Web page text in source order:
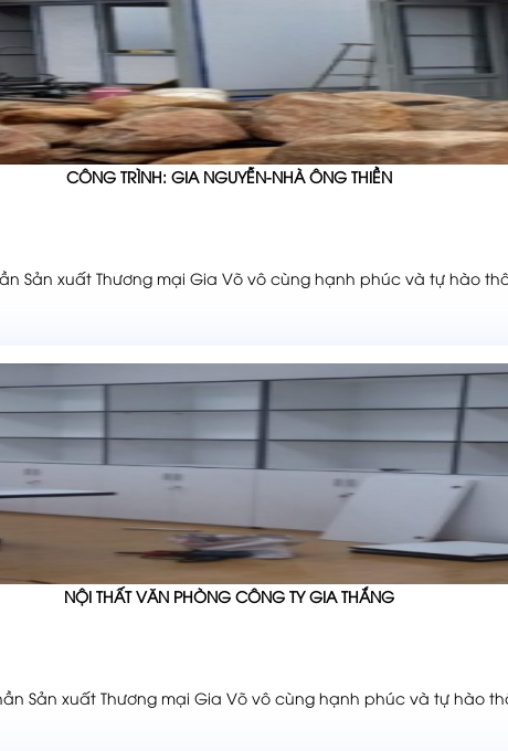
CÔNG TRÌNH: GIA NGUYỄN-NHÀ ÔNG THIỀN
phần Sản xuất Thương mại Gia Võ vô cùng hạnh phúc và tự
NỘI THẤT VĂN PHÒNG CÔNG TY GIA THẮNG
phần Sản xuất Thương mại Gia Võ vô cùng hạnh phúc và tự